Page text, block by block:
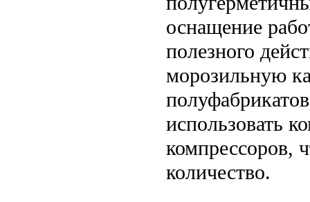
оснащение
полезного
морозильную
использовать
компрессоров,
количество.